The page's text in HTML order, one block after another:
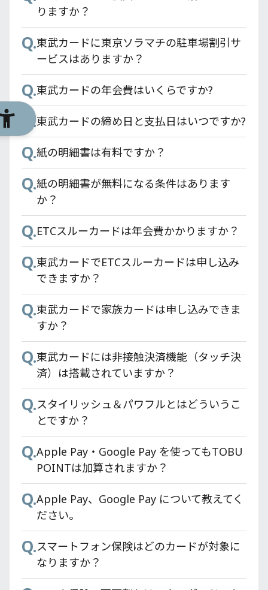
Q. 複数台で利用は可能ですか？
Q. スマートフォンを紛失した・盗難に遭った
場合の対応を教えてください。
Q. 東武カードアプリで登録できないです。
りますか？
Q.東武カードに東京ソラマチの駐車場割引サ
ービスはありますか？
Q.東武カードの年会費はいくらですか?
Q.東武カードの締め日と支払日はいつですか?
Q.紙の明細書は有料ですか？
Q.紙の明細書が無料になる条件はあります
か？
Q.ETCスルーカードは年会費かかりますか？
Q.東武カードでETCスルーカードは申し込み
できますか？
Q.東武カードで家族カードは申し込みできま
すか？
Q.東武カードには非接触決済機能（タッチ決
済）は搭載されていますか？
Q.スタイリッシュ＆パワフルとはどういうこ
とですか？
Q.Apple Pay・Google Pay を使ってもTOBU
POINTは加算されますか？
Q.Apple Pay、Google Pay について教えてく
ださい。
Q.スマートフォン保険はどのカードが対象に
なりますか？